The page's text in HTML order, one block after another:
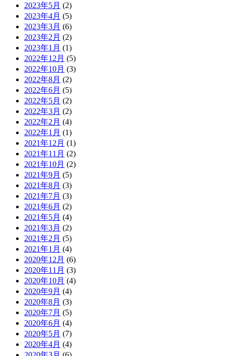
2023年5月 (2)
2023年4月 (5)
2023年3月 (6)
2023年2月 (2)
2023年1月 (1)
2022年12月 (5)
2022年10月 (3)
2022年8月 (2)
2022年6月 (5)
2022年5月 (2)
2022年3月 (2)
2022年2月 (4)
2022年1月 (1)
2021年12月 (1)
2021年11月 (2)
2021年10月 (2)
2021年9月 (5)
2021年8月 (3)
2021年7月 (3)
2021年6月 (2)
2021年5月 (4)
2021年3月 (2)
2021年2月 (5)
2021年1月 (4)
2020年12月 (6)
2020年11月 (3)
2020年10月 (4)
2020年9月 (4)
2020年8月 (3)
2020年7月 (5)
2020年6月 (4)
2020年5月 (7)
2020年4月 (4)